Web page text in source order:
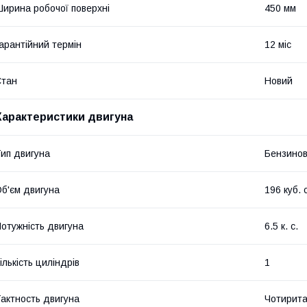
робочої поверхні 450 мм
термін 12 міс
Новий
двигуна
двигуна
двигуна 196 куб.
двигуна 6.5 к. с.
циліндрів 1
двигуна